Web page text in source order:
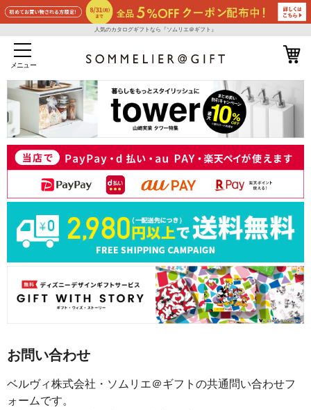
人気のカタログギフトなら『ソムリエ＠ギフト』
メニュー
お問い合わせ
ベルヴィ株式会社・ソムリエ＠ギフトの共通問い合わせフ
ォームです。